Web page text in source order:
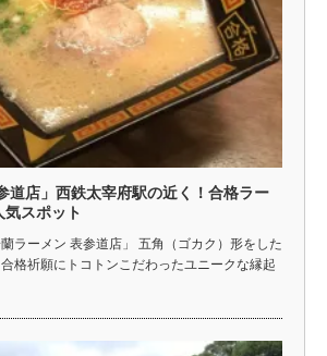
道店」西鉄太宰府駅の近く！合格ラー
気スポット
ラーメン 表参道店」 五角（ゴカク）形をした
格祈願にトコトンこだわったユニークな縁起